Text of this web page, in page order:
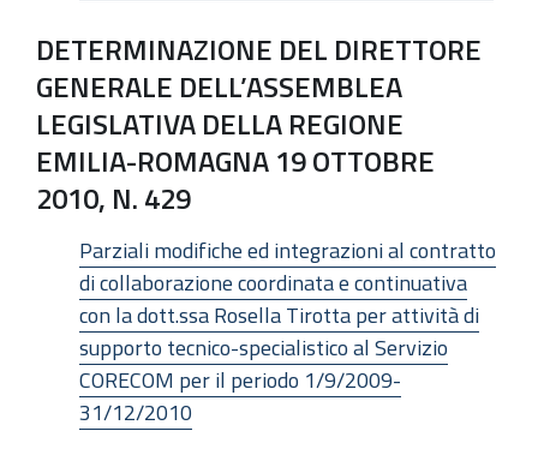
DETERMINAZIONE DEL DIRETTORE
GENERALE DELL’ASSEMBLEA
LEGISLATIVA DELLA REGIONE
EMILIA-ROMAGNA 19 OTTOBRE
2010, N. 429
Parziali modifiche ed integrazioni al contratto
di collaborazione coordinata e continuativa
con la dott.ssa Rosella Tirotta per attività di
supporto tecnico-specialistico al Servizio
CORECOM per il periodo 1/9/2009-
31/12/2010